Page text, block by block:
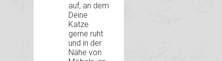
auf, an dem
Deine
Katze
gerne ruht
und in der
Nähe von